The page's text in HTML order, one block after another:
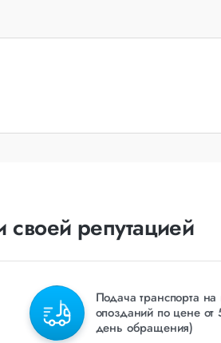
репутацией
Подача транспорта на
опозданий по цене
день обращения)